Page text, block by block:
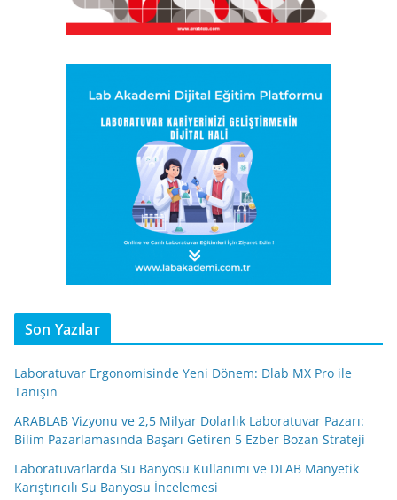
Son Yazılar
Laboratuvar Ergonomisinde Yeni Dönem: Dlab MX Pro ile
Tanışın
ARABLAB Vizyonu ve 2,5 Milyar Dolarlık Laboratuvar Pazarı:
Bilim Pazarlamasında Başarı Getiren 5 Ezber Bozan Strateji
Laboratuvarlarda Su Banyosu Kullanımı ve DLAB Manyetik
Karıştırıcılı Su Banyosu İncelemesi